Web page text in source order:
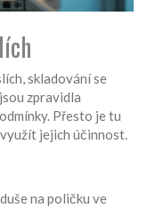
skladování se
zpravidla
Přesto je tu
jejich účinnost.
na poličku ve